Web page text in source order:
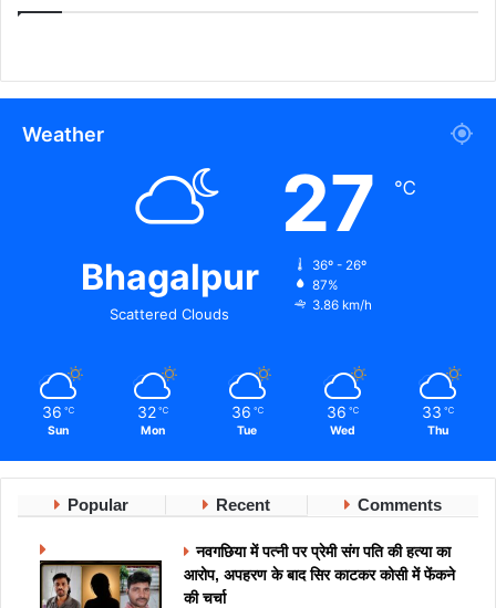
Weather
Bhagalpur
Scattered Clouds
27 ℃
36º - 26º
87%
3.86 km/h
36 ℃
Sun
32 ℃
Mon
36 ℃
Tue
36 ℃
Wed
33 ℃
Thu
Popular Recent Comments
नवगछिया में पत्नी पर प्रेमी संग पति की हत्या का
आरोप, अपहरण के बाद सिर काटकर कोसी में फेंकने
की चर्चा